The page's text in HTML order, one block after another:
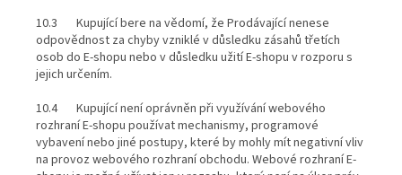
10.3 Kupující bere na vědomí, že Prodávající nenese
odpovědnost za chyby vzniklé v důsledku zásahů třetích
osob do E-shopu nebo v důsledku užití E-shopu v rozporu s
jejich určením.
10.4 Kupující není oprávněn při využívání webového
rozhraní E-shopu používat mechanismy, programové
vybavení nebo jiné postupy, které by mohly mít negativní vliv
na provoz webového rozhraní obchodu. Webové rozhraní E-